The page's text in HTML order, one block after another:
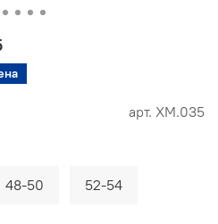
арт. ХМ.035
48-50 52-54